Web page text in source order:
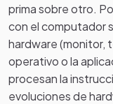
prima sobre otro.
con el computador
hardware (monitor,
operativo o la
procesan la
evoluciones de